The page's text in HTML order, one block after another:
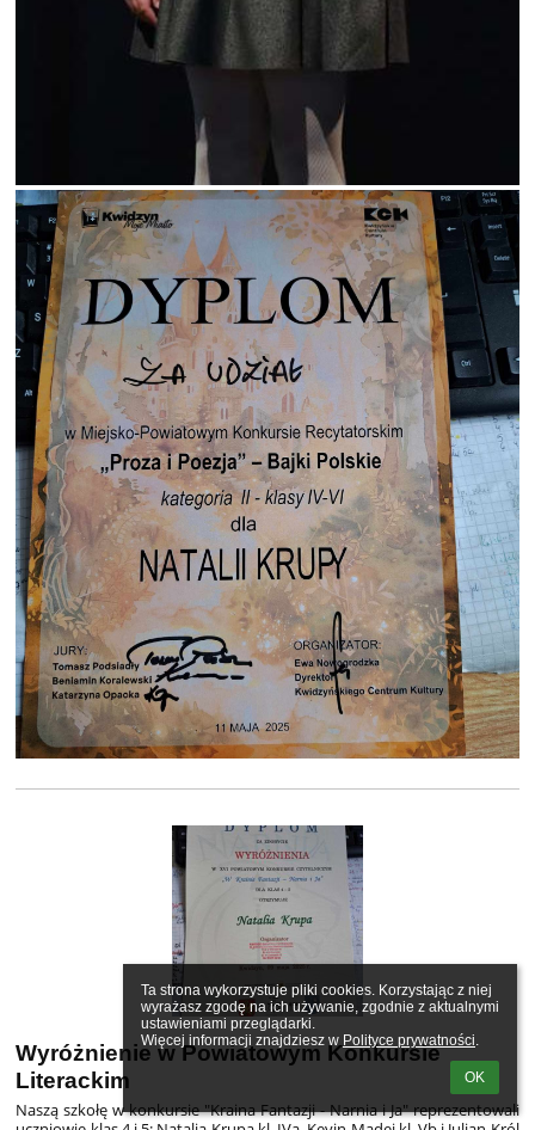
Ta strona wykorzystuje pliki cookies. Korzystając z niej
wyrażasz zgodę na ich używanie, zgodnie z aktualnymi
ustawieniami przeglądarki.
Więcej informacji znajdziesz w Polityce prywatności.
OK
Wyróżnienie w Powiatowym Konkursie
Literackim
Naszą szkołę w konkursie "Kraina Fantazji - Narnia i Ja" reprezentowali